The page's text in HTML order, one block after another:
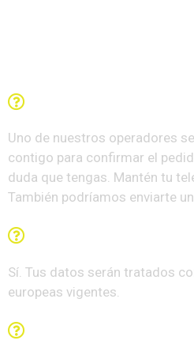
Uno de nuestros operadores
contigo para confirmar el
duda que tengas. Mantén tu
También podríamos enviarte un
Sí. Tus datos serán tratados
europeas vigentes.